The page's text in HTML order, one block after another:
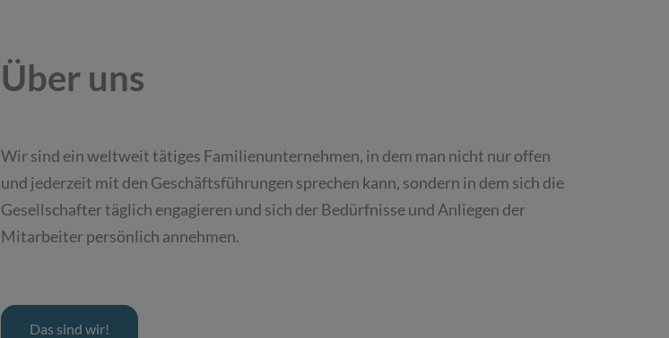
Über uns
Wir sind ein weltweit tätiges Familienunternehmen, in dem man nicht nur offen
und jederzeit mit den Geschäftsführungen sprechen kann, sondern in dem sich die
Gesellschafter täglich engagieren und sich der Bedürfnisse und Anliegen der
Mitarbeiter persönlich annehmen.
Das sind wir!